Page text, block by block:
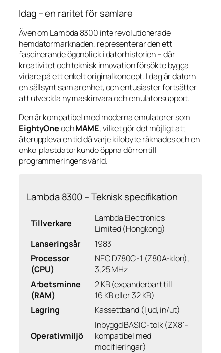
Idag – en raritet för samlare
Även om Lambda 8300 inte revolutionerade
hemdatormarknaden, representerar den ett
fascinerande ögonblick i datorhistorien – där
kreativitet och teknisk innovation försökte bygga
vidare på ett enkelt originalkoncept. I dag är datorn
en sällsynt samlarenhet, och entusiaster fortsätter
att utveckla ny maskinvara och emulatorsupport.
Den är kompatibel med moderna emulatorer som
EightyOneochMAME, vilket gör det möjligt att
återuppleva en tid då varje kilobyte räknades och en
enkel plastdator kunde öppna dörren till
programmeringens värld.
Lambda 8300 – Teknisk specifikation
Tillverkare
Lambda Electronics
Limited (Hongkong)
Lanseringsår
1983
Processor
(CPU)
NEC D780C-1 (Z80A-klon),
3,25 MHz
Arbetsminne
(RAM)
2 KB (expanderbart till
16 KB eller 32 KB)
Lagring
Kassettband (ljud, in/ut)
Operativmiljö
Inbyggd BASIC-tolk (ZX81-
kompatibel med
modifieringar)